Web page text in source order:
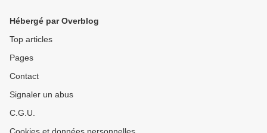
Hébergé par Overblog
Top articles
Pages
Contact
Signaler un abus
C.G.U.